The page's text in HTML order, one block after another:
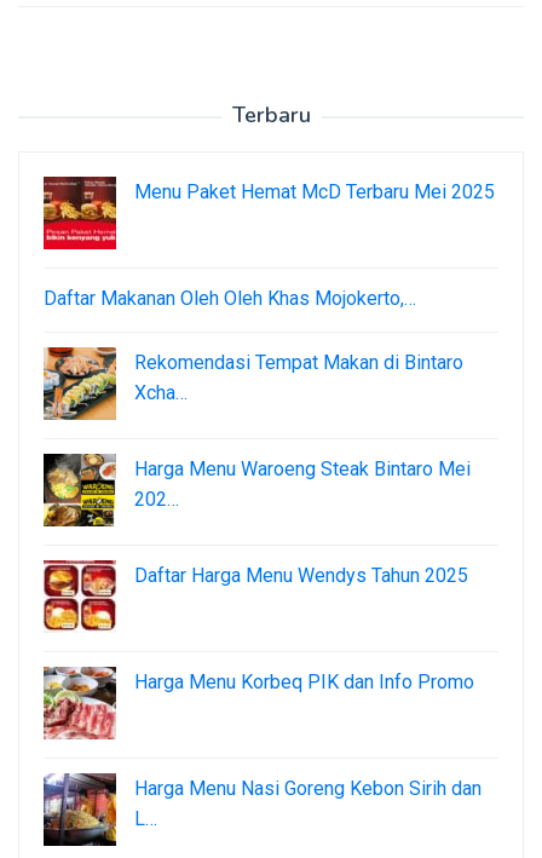
Terbaru
Menu Paket Hemat McD Terbaru Mei 2025
Daftar Makanan Oleh Oleh Khas Mojokerto,…
Rekomendasi Tempat Makan di Bintaro
Xcha…
Harga Menu Waroeng Steak Bintaro Mei
202…
Daftar Harga Menu Wendys Tahun 2025
Harga Menu Korbeq PIK dan Info Promo
Harga Menu Nasi Goreng Kebon Sirih dan
L…